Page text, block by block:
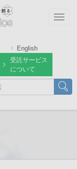
English
受託サービス
について
検索